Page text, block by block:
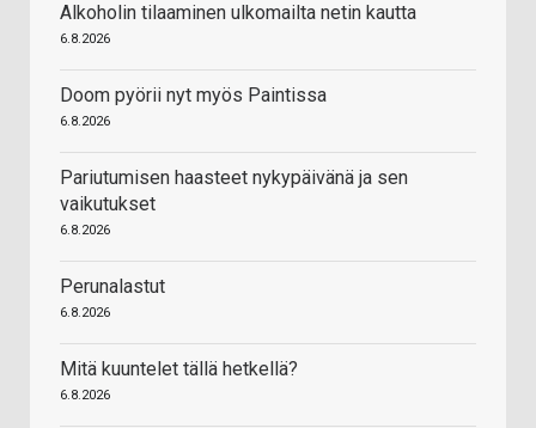
Alkoholin tilaaminen ulkomailta netin kautta
6.8.2026
Doom pyörii nyt myös Paintissa
6.8.2026
Pariutumisen haasteet nykypäivänä ja sen
vaikutukset
6.8.2026
Perunalastut
6.8.2026
Mitä kuuntelet tällä hetkellä?
6.8.2026